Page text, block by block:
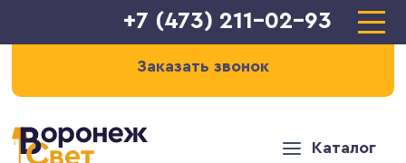
+7 (473) 211-02-93
Заказать звонок
Каталог